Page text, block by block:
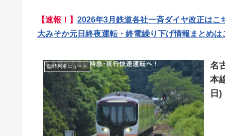
【速報！】 2026年3月鉄道各社一斉ダイヤ改正はこ
大みそか元日終夜運転・終電繰り下げ情報まとめは
臨時列車ニュース
名
本
日)